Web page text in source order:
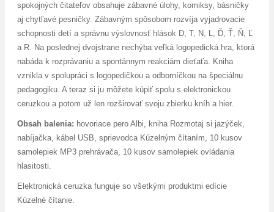
spokojných čitateľov obsahuje zábavné úlohy, komiksy, básničky
aj chytľavé pesničky. Zábavným spôsobom rozvíja vyjadrovacie
schopnosti detí a správnu výslovnosť hlások D, T, N, L, Ď, Ť, Ň, Ľ
a R. Na poslednej dvojstrane nechýba veľká logopedická hra, ktorá
nabáda k rozprávaniu a spontánnym reakciám dieťaťa. Kniha
vznikla v spolupráci s logopedičkou a odborníčkou na špeciálnu
pedagogiku. A teraz si ju môžete kúpiť spolu s elektronickou
ceruzkou a potom už len rozširovať svoju zbierku kníh a hier.
Obsah balenia: hovoriace pero Albi, kniha Rozmotaj si jazýček,
nabíjačka, kábel USB, sprievodca Kúzelným čítaním, 10 kusov
samolepiek MP3 prehrávača, 10 kusov samolepiek ovládania
hlasitosti.
Elektronická ceruzka funguje so všetkými produktmi edície
Kúzelné čítanie.